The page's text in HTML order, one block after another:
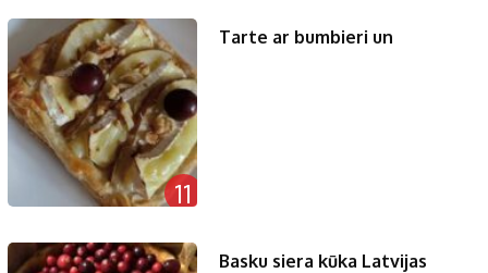
11
Tarte ar bumbieri un
Basku siera kūka Latvijas